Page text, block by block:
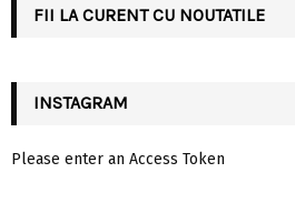
FII LA CURENT CU NOUTATILE
INSTAGRAM
Please enter an Access Token